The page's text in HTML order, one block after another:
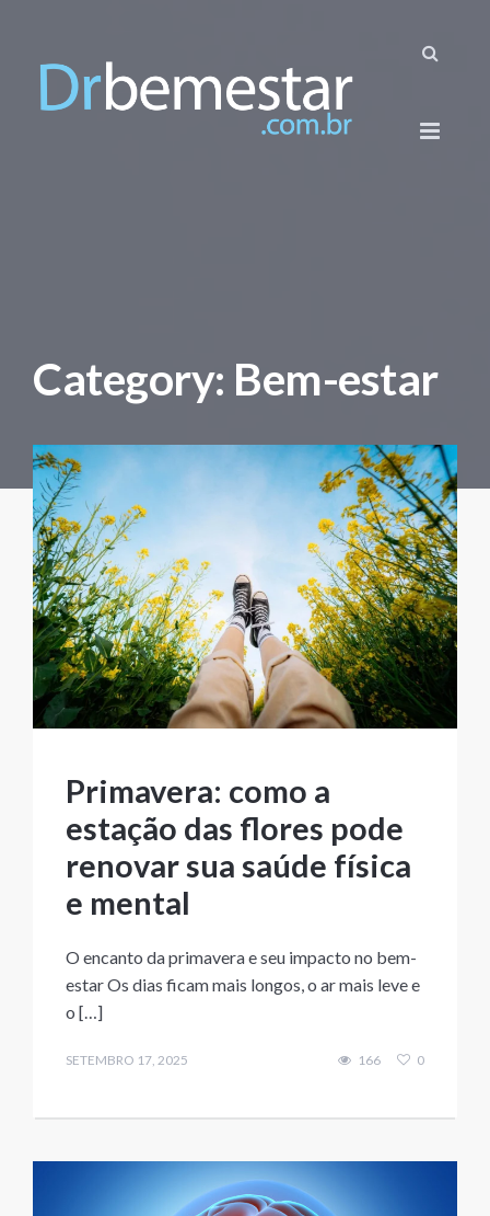
Category: Bem-estar
Primavera: como a
estação das flores pode
renovar sua saúde física
e mental
O encanto da primavera e seu impacto no bem-
estar Os dias ficam mais longos, o ar mais leve e
o […]
SETEMBRO 17, 2025 166 0